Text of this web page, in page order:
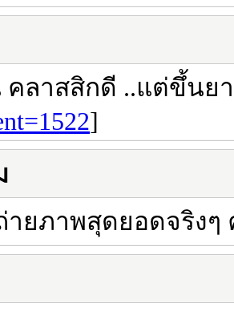
ลาสสิกดี ..แต่ขึ้นย
]
ายภาพสุดยอดจริงๆ